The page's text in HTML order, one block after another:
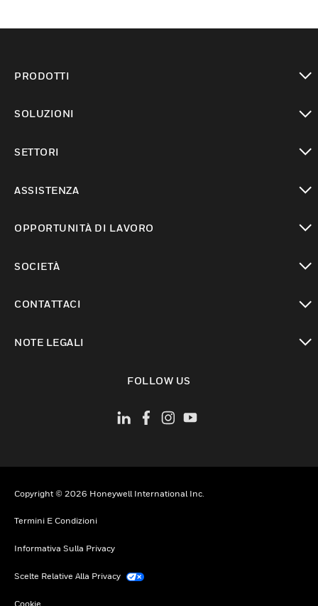
PRODOTTI
SOLUZIONI
SETTORI
ASSISTENZA
OPPORTUNITÀ DI LAVORO
SOCIETÀ
CONTATTACI
NOTE LEGALI
FOLLOW US
Copyright © 2026 Honeywell International Inc.
Termini E Condizioni
Informativa Sulla Privacy
Scelte Relative Alla Privacy
Cookie